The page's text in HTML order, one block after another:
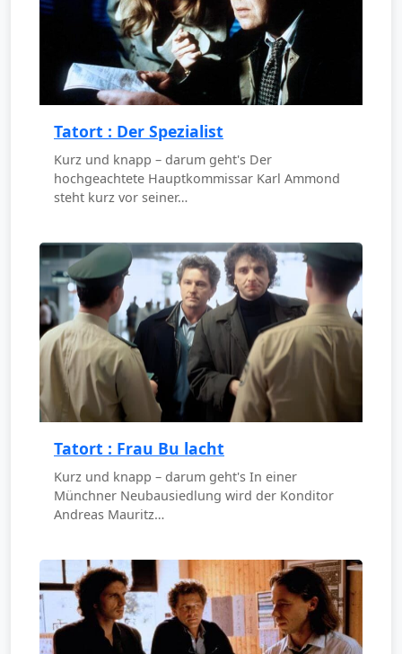
Tatort : Der Spezialist
Kurz und knapp – darum geht's Der
hochgeachtete Hauptkommissar Karl Ammond
steht kurz vor seiner…
Tatort : Frau Bu lacht
Kurz und knapp – darum geht's In einer
Münchner Neubausiedlung wird der Konditor
Andreas Mauritz…